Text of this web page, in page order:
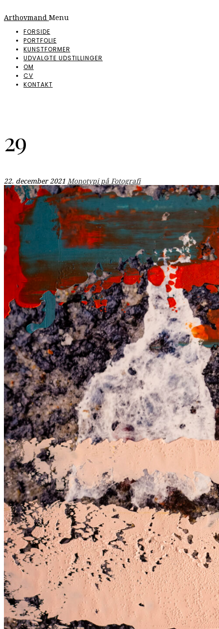
Arthovmand Menu
FORSIDE
PORTFOLIE
KUNSTFORMER
UDVALGTE UDSTILLINGER
OM
CV
KONTAKT
29
22. december 2021 Monotypi på Fotografi